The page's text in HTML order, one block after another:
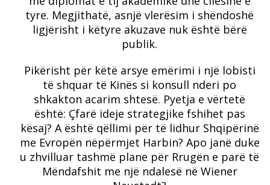
tyre. Megjithatë, asnjë vlerësim i shëndoshë
ligjërisht i këtyre akuzave nuk është bërë
publik.
Pikërisht për këtë arsye emërimi i një lobisti
të shquar të Kinës si konsull nderi po
shkakton acarim shtesë. Pyetja e vërtetë
është: Çfarë ideje strategjike fshihet pas
kësaj? A është qëllimi për të lidhur Shqipërinë
me Evropën nëpërmjet Harbin? Apo janë duke
u zhvilluar tashmë plane për Rrugën e parë të
Mëndafshit me një ndalesë në Wiener